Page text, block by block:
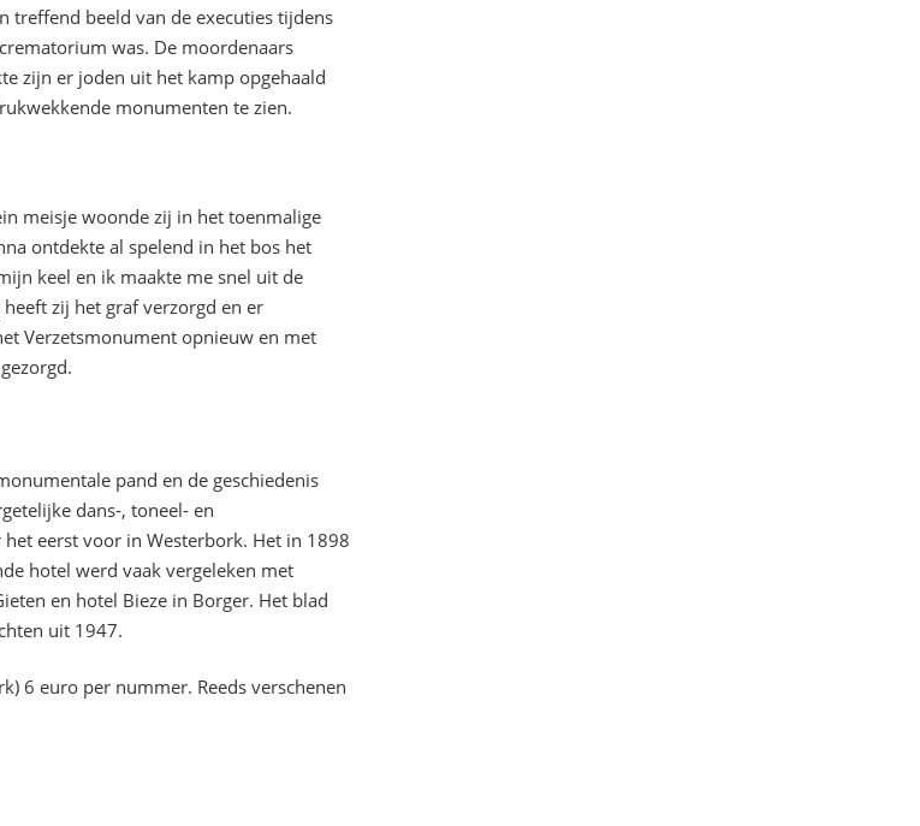
treffend beeld van de executies tijdens
was. De moordenaars
zijn er joden uit het kamp opgehaald
monumenten te zien.
meisje woonde zij in het toenmalige
ontdekte al spelend in het bos het
keel en ik maakte me snel uit de
zij het graf verzorgd en er
Verzetsmonument opnieuw en met
pand en de geschiedenis
dans-, toneel- en
eerst voor in Westerbork. Het in 1898
hotel werd vaak vergeleken met
en hotel Bieze in Borger. Het blad
uit 1947.
6 euro per nummer. Reeds verschenen